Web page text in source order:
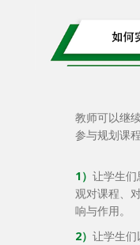
教师可以继
参与规划课
1） 让学生们
观对课程、
响与作用。
2） 让学生们